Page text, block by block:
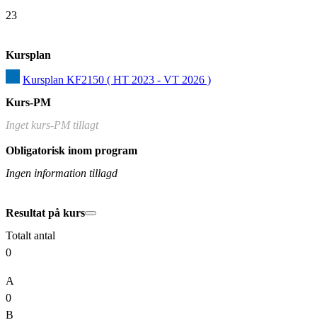
23
Kursplan
Kursplan KF2150 ( HT 2023 - VT 2026 )
Kurs-PM
Inget kurs-PM tillagt
Obligatorisk inom program
Ingen information tillagd
Resultat på kurs
Totalt antal
0
A
0
B